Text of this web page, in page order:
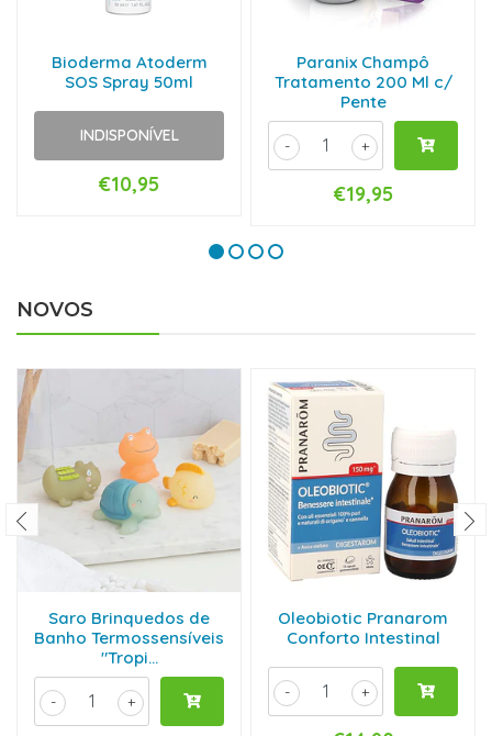
Bioderma Atoderm
SOS Spray 50ml
INDISPONÍVEL
€10,95
Paranix Champô
Tratamento 200 Ml c/
Pente
+
-
€19,95
NOVOS
Saro Brinquedos de
Banho Termossensíveis
"Tropi...
+
-
Oleobiotic Pranarom
Conforto Intestinal
+
-